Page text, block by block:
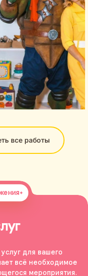
все работы
для вашего
всё необходимое
мероприятия.